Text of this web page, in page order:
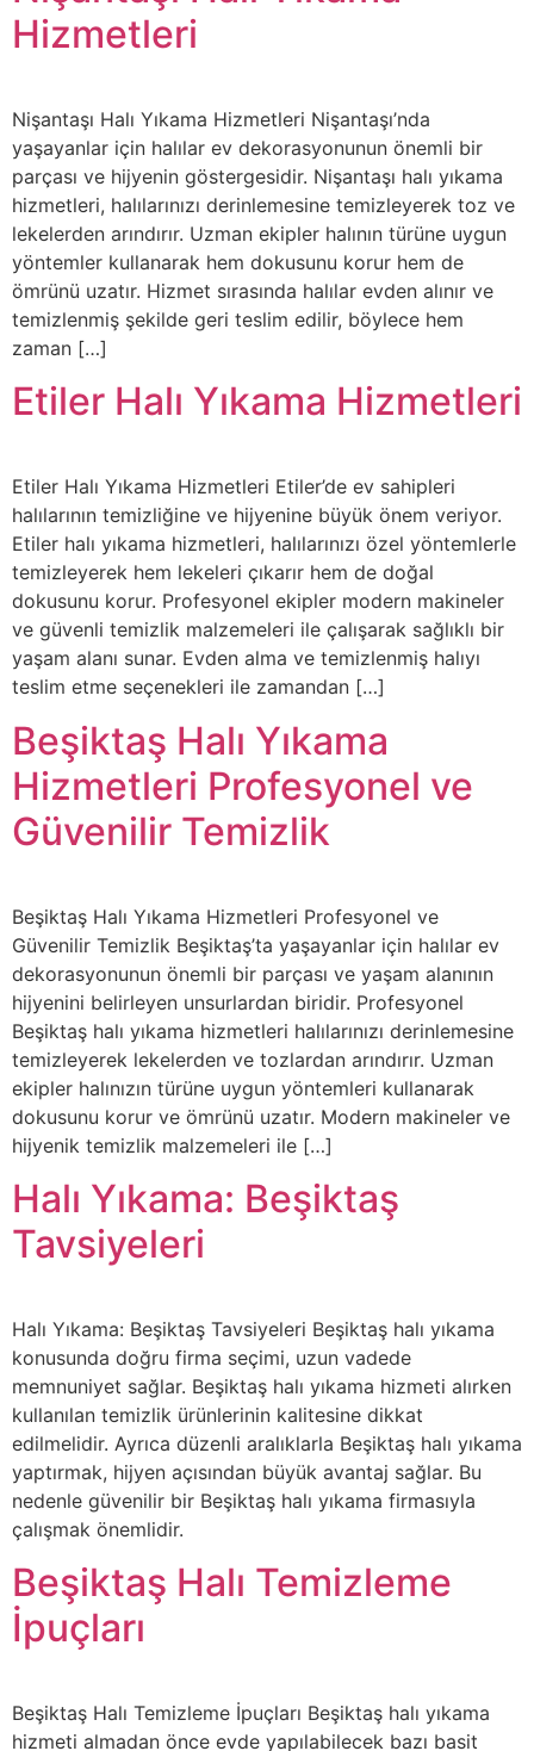
Hizmetleri
Nişantaşı Halı Yıkama Hizmetleri Nişantaşı’nda
yaşayanlar için halılar ev dekorasyonunun önemli bir
parçası ve hijyenin göstergesidir. Nişantaşı halı yıkama
hizmetleri, halılarınızı derinlemesine temizleyerek toz ve
lekelerden arındırır. Uzman ekipler halının türüne uygun
yöntemler kullanarak hem dokusunu korur hem de
ömrünü uzatır. Hizmet sırasında halılar evden alınır ve
temizlenmiş şekilde geri teslim edilir, böylece hem
zaman […]
Etiler Halı Yıkama Hizmetleri
Etiler Halı Yıkama Hizmetleri Etiler’de ev sahipleri
halılarının temizliğine ve hijyenine büyük önem veriyor.
Etiler halı yıkama hizmetleri, halılarınızı özel yöntemlerle
temizleyerek hem lekeleri çıkarır hem de doğal
dokusunu korur. Profesyonel ekipler modern makineler
ve güvenli temizlik malzemeleri ile çalışarak sağlıklı bir
yaşam alanı sunar. Evden alma ve temizlenmiş halıyı
teslim etme seçenekleri ile zamandan […]
Beşiktaş Halı Yıkama
Hizmetleri Profesyonel ve
Güvenilir Temizlik
Beşiktaş Halı Yıkama Hizmetleri Profesyonel ve
Güvenilir Temizlik Beşiktaş’ta yaşayanlar için halılar ev
dekorasyonunun önemli bir parçası ve yaşam alanının
hijyenini belirleyen unsurlardan biridir. Profesyonel
Beşiktaş halı yıkama hizmetleri halılarınızı derinlemesine
temizleyerek lekelerden ve tozlardan arındırır. Uzman
ekipler halınızın türüne uygun yöntemleri kullanarak
dokusunu korur ve ömrünü uzatır. Modern makineler ve
hijyenik temizlik malzemeleri ile […]
Halı Yıkama: Beşiktaş
Tavsiyeleri
Halı Yıkama: Beşiktaş Tavsiyeleri Beşiktaş halı yıkama
konusunda doğru firma seçimi, uzun vadede
memnuniyet sağlar. Beşiktaş halı yıkama hizmeti alırken
kullanılan temizlik ürünlerinin kalitesine dikkat
edilmelidir. Ayrıca düzenli aralıklarla Beşiktaş halı yıkama
yaptırmak, hijyen açısından büyük avantaj sağlar. Bu
nedenle güvenilir bir Beşiktaş halı yıkama firmasıyla
çalışmak önemlidir.
Beşiktaş Halı Temizleme
İpuçları
Beşiktaş Halı Temizleme İpuçları Beşiktaş halı yıkama
hizmeti almadan önce evde yapılabilecek bazı basit